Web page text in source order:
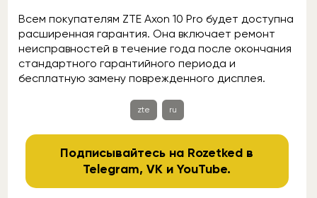
Всем покупателям ZTE Axon 10 Pro будет доступна
расширенная гарантия. Она включает ремонт
неисправностей в течение года после окончания
стандартного гарантийного периода и
бесплатную замену поврежденного дисплея.
zte ru
Подписывайтесь на Rozetked в
Telegram,VK иYouTube.